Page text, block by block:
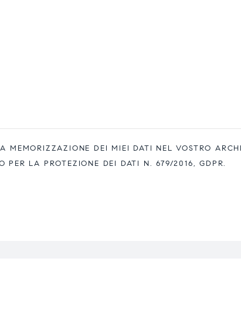
MEMORIZZAZIONE DEI MIEI DATI NEL VOSTRO
PER LA PROTEZIONE DEI DATI N. 679/2016, GDPR.